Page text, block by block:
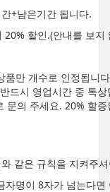
+남은기간 됩니다.
할인.(안내를 보
품만 개수로 인정됩니
드시 영업시간 중 톡
문의 주세요. 20% 할
같은 규칙을 지켜주
명이 8자가 넘는다